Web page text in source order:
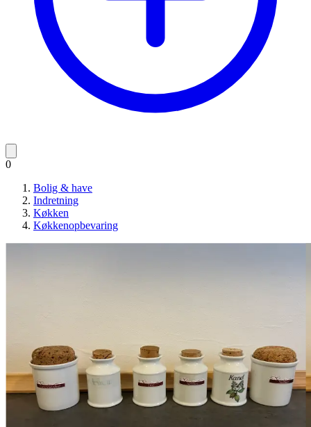
0
Bolig & have
Indretning
Køkken
Køkkenopbevaring